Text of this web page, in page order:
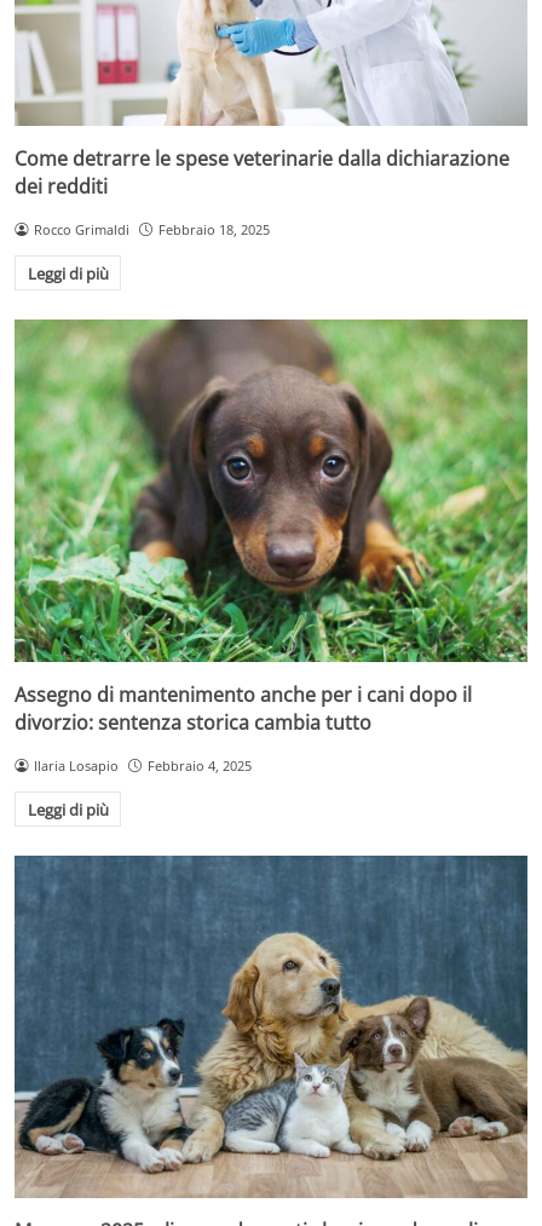
Come detrarre le spese veterinarie dalla dichiarazione
dei redditi
Rocco Grimaldi Febbraio 18, 2025
Leggi di più
Assegno di mantenimento anche per i cani dopo il
divorzio: sentenza storica cambia tutto
Ilaria Losapio Febbraio 4, 2025
Leggi di più